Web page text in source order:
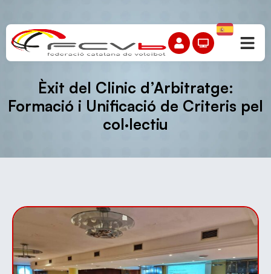
Èxit del Clinic d’Arbitratge:
Formació i Unificació de Criteris pel
col·lectiu